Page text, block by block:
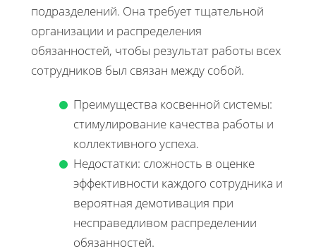
подразделений. Она требует тщательной
организации и распределения
обязанностей, чтобы результат работы всех
сотрудников был связан между собой.
Преимущества косвенной системы:
стимулирование качества работы и
коллективного успеха.
Недостатки: сложность в оценке
эффективности каждого сотрудника и
вероятная демотивация при
несправедливом распределении
обязанностей.